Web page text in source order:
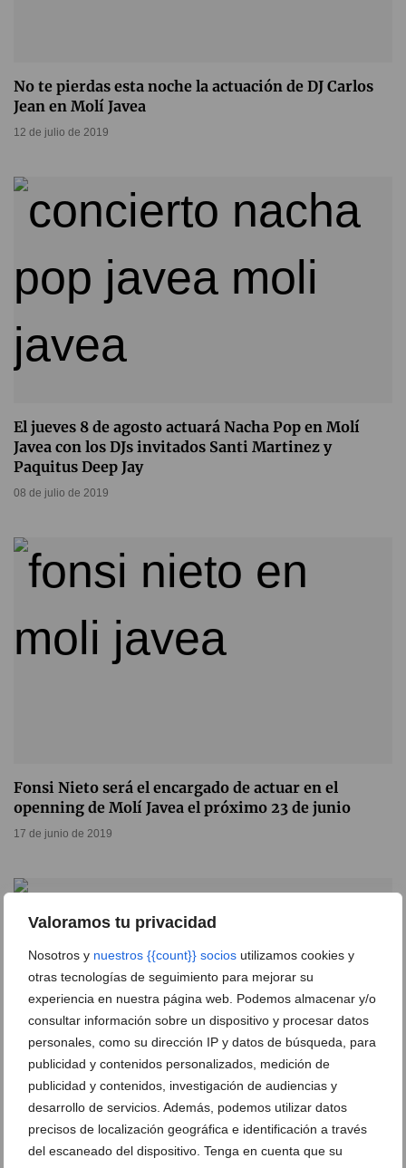
Valoramos tu privacidad
Nosotros y nuestros {{count}} socios utilizamos cookies y
otras tecnologías de seguimiento para mejorar su
experiencia en nuestra página web. Podemos almacenar y/o
consultar información sobre un dispositivo y procesar datos
personales, como su dirección IP y datos de búsqueda, para
publicidad y contenidos personalizados, medición de
publicidad y contenidos, investigación de audiencias y
desarrollo de servicios. Además, podemos utilizar datos
precisos de localización geográfica e identificación a través
del escaneado del dispositivo. Tenga en cuenta que su
No te pierdas esta noche la actuación de DJ Carlos
Jean en Molí Javea
12 de julio de 2019
El jueves 8 de agosto actuará Nacha Pop en Molí
Javea con los DJs invitados Santi Martinez y
Paquitus Deep Jay
08 de julio de 2019
Fonsi Nieto será el encargado de actuar en el
openning de Molí Javea el próximo 23 de junio
17 de junio de 2019
Molí Javea celebra el gran espectáculo del Moli
Rouge para dar la bienvenida al 2019